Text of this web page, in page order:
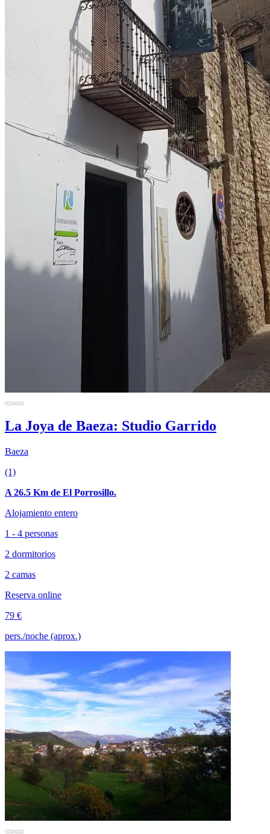
La Joya de Baeza: Studio Garrido
Baeza
(1)
A 26.5 Km de El Porrosillo.
Alojamiento entero
1 - 4 personas
2 dormitorios
2 camas
Reserva online
79 €
pers./noche (aprox.)